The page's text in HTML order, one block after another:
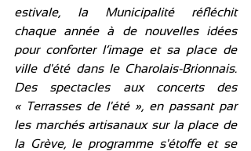
estivale, la Municipalité réfléchit
chaque année à de nouvelles idées
pour conforter l’image et sa place de
ville d'été dans le Charolais-Brionnais.
Des spectacles aux concerts des
« Terrasses de l'été », en passant par
les marchés artisanaux sur la place de
la Grève, le programme s'étoffe et se